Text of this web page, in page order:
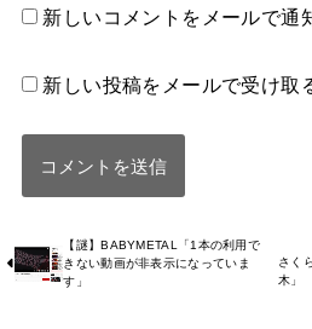
新しいコメントをメールで通
新しい投稿をメールで受け取
【謎】BABYMETAL「1本の利用で
きない動画が非表示になっていま
す」
さく
木」